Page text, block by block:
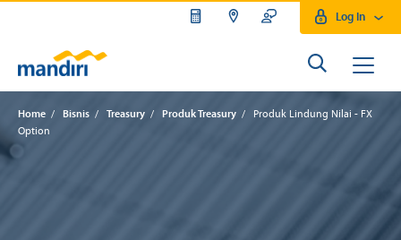
Log In
Home / Bisnis / Treasury / Produk Treasury /
Produk Lindung Nilai - FX
Option